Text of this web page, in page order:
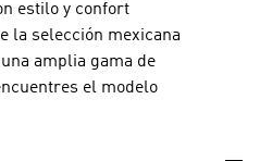
estilo y confort
la selección mexicana
amplia gama de
el modelo